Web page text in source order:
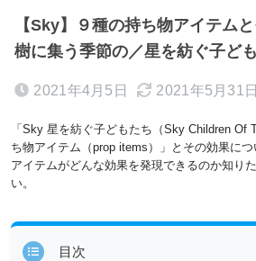
【Sky】９種の持ち物アイテム
樹に集う季節の／星を紡ぐ子ども
2021年4月5日 2021年5月31日
「Sky 星を紡ぐ子どもたち（Sky Children Of
ち物アイテム（prop items）」とその効果に
アイテムがどんな効果を発現できるのか知り
い。
目次